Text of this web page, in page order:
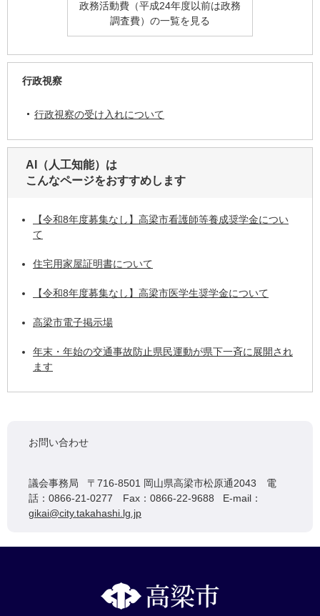
政務活動費（平成24年度以前は政務
調査費）の一覧を見る
行政視察
行政視察の受け入れについて
AI（人工知能）は
こんなページをおすすめします
【令和8年度募集なし】高梁市看護師等養成奨学金につい
て
住宅用家屋証明書について
【令和8年度募集なし】高梁市医学生奨学金について
高梁市電子掲示場
年末・年始の交通事故防止県民運動が県下一斉に展開され
ます
お問い合わせ
議会事務局 〒716-8501 岡山県高梁市松原通2043 電
話：0866-21-0277 Fax：0866-22-9688 E-mail：
gikai@city.takahashi.lg.jp